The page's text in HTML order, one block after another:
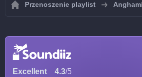
Przenoszenie playlist Anghami
Excellent 4.3/5